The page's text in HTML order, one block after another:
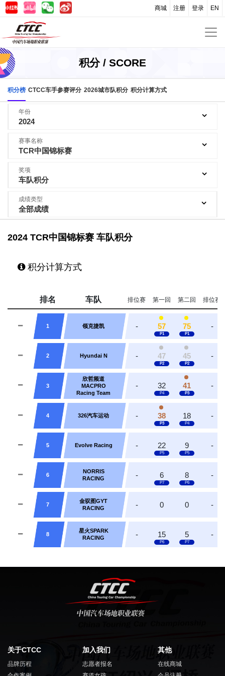
EN
登录
注册
商城
积分 / SCORE
积分榜 CTCC车手参赛评分 2026城市队积分 积分计算方式
年份
2024
赛事名称
TCR中国锦标赛
奖项
车队积分
成绩类型
全部成绩
2024 TCR中国锦标赛 车队积分
积分计算方式
排名 车队 排位赛 第一回 第二回 排位赛
1 领克捷凯 - 57 75 -
2 Hyundai N - 47 45 -
3
欣哲频道
MACPRO
Racing Team
- 32 41 -
4 326汽车运动 - 38 18 -
5 Evolve Racing - 22 9 -
6
NORRIS
RACING
- 6 8 -
7
金驭图GYT
RACING
- 0 0 -
8
星火SPARK
RACING
- 15 5 -
关于CTCC
品牌历程
加入我们
志愿者报名
其他
在线商城